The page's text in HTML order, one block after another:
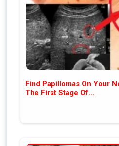
Find Papillomas On Your
The First Stage Of...